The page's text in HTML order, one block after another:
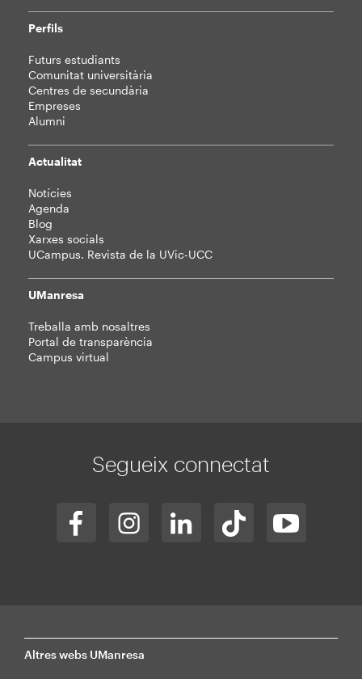
Perfils
Futurs estudiants
Comunitat universitària
Centres de secundària
Empreses
Alumni
Actualitat
Notícies
Agenda
Blog
Xarxes socials
UCampus. Revista de la UVic-UCC
UManresa
Treballa amb nosaltres
Portal de transparència
Campus virtual
Segueix connectat
Altres webs UManresa